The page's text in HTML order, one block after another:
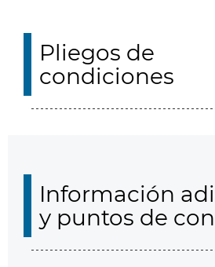
Pliegos de
condiciones
Información
y puntos de